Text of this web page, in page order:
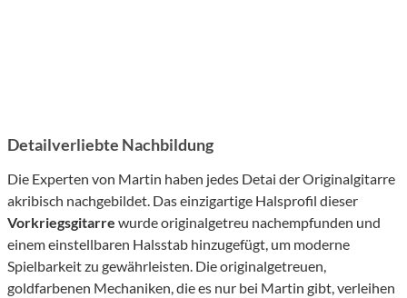
Detailverliebte Nachbildung
Die Experten von Martin haben jedes Detai der Originalgitarre
akribisch nachgebildet. Das einzigartige Halsprofil dieser
Vorkriegsgitarre wurde originalgetreu nachempfunden und
einem einstellbaren Halsstab hinzugefügt, um moderne
Spielbarkeit zu gewährleisten. Die originalgetreuen,
goldfarbenen Mechaniken, die es nur bei Martin gibt, verleihen